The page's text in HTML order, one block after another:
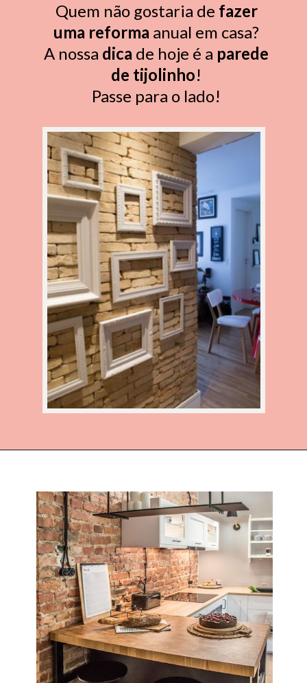
Quem não gostaria de fazer
uma reforma anual em casa?
A nossa dica de hoje é a parede
de tijolinho!
Passe para o lado!